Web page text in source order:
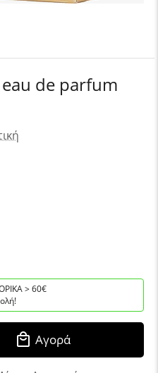
de parfum
> 60€
Αγορά